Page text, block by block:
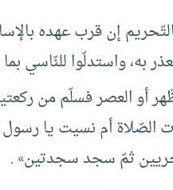
إن قرب عهده
به، واستدلّوا للنّاسي
أو العصر فسلّم من
الصّلاة أم نسيت يا رسول
ثمّ سجد سجدتين» .